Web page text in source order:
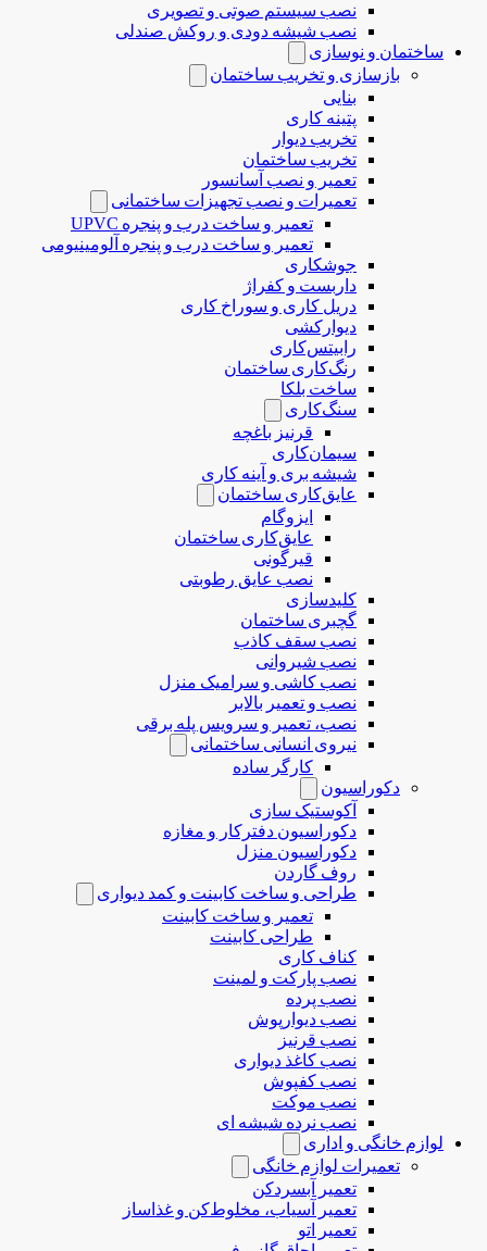
نصب سیستم صوتی و تصویری
نصب شیشه دودی و روکش صندلی
ساختمان و نوسازی
بازسازی و تخریب ساختمان
بنایی
پتینه کاری
تخریب دیوار
تخریب ساختمان
تعمیر و نصب آسانسور
تعمیرات و نصب تجهیزات ساختمانی
تعمیر و ساخت درب و پنجره UPVC
تعمیر و ساخت درب و پنجره آلومینیومی
جوشکاری
داربست و کفراژ
دریل کاری و سوراخ کاری
دیوارکشی
رابیتس‌کاری
رنگ‌کاری ساختمان
ساخت بلکا
سنگ‌کاری
قرنیز باغچه
سیمان‌کاری
شیشه بری و آینه کاری
عایق‌کاری ساختمان
ایزوگام
عایق‌کاری ساختمان
قیرگونی
نصب عایق رطوبتی
کلیدسازی
گچبری ساختمان
نصب سقف کاذب
نصب شیروانی
نصب کاشی و سرامیک منزل
نصب و تعمیر بالابر
نصب، تعمیر و سرویس پله برقی
نیروی انسانی ساختمانی
کارگر ساده
دکوراسیون
آکوستیک سازی
دکوراسیون دفترکار و مغازه
دکوراسیون منزل
روف گاردن
طراحی و ساخت کابینت و کمد دیواری
تعمیر و ساخت کابینت
طراحی کابینت
کناف کاری
نصب پارکت و لمینت
نصب پرده
نصب دیوارپوش
نصب قرنیز
نصب کاغذ دیواری
نصب کفپوش
نصب موکت
نصب نرده شیشه ای
لوازم خانگی و اداری
تعمیرات لوازم خانگی
تعمیر آبسردکن
تعمیر آسیاب، مخلوط‌کن و غذاساز
تعمیر اتو